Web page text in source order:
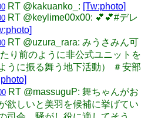
RT @kakuanko_: [Tw:photo]
RT @keylime00x00: 💕💕#デレ
RT @uzura_rara: みうさみん可
り前のように非公式ユニットを
うに振る舞う地下活動） ＃安部
RT @massuguP: 舞ちゃんがお
欲しいと美羽を候補に挙げてい